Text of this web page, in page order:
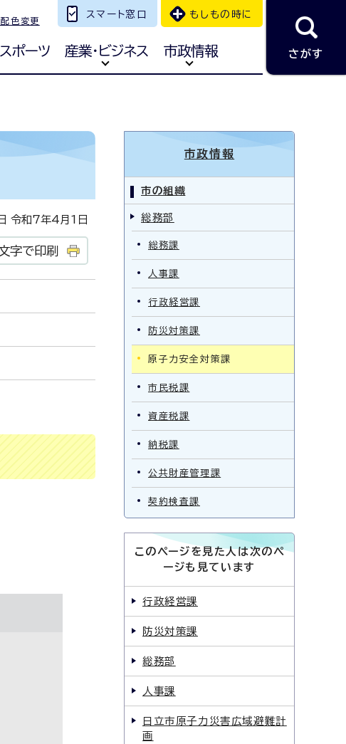
配色変更
スマート窓口 もしもの時に
ポーツ 産業・ビジネス 市政情報 さがす
令和7年4月1日
字で印刷
市政情報
市の組織
総務部
総務課
人事課
行政経営課
防災対策課
原子力安全対策課
市民税課
資産税課
納税課
公共財産管理課
契約検査課
このページを見た人は次のペ
ージも見ています
行政経営課
防災対策課
総務部
人事課
日立市原子力災害広域避難計
画